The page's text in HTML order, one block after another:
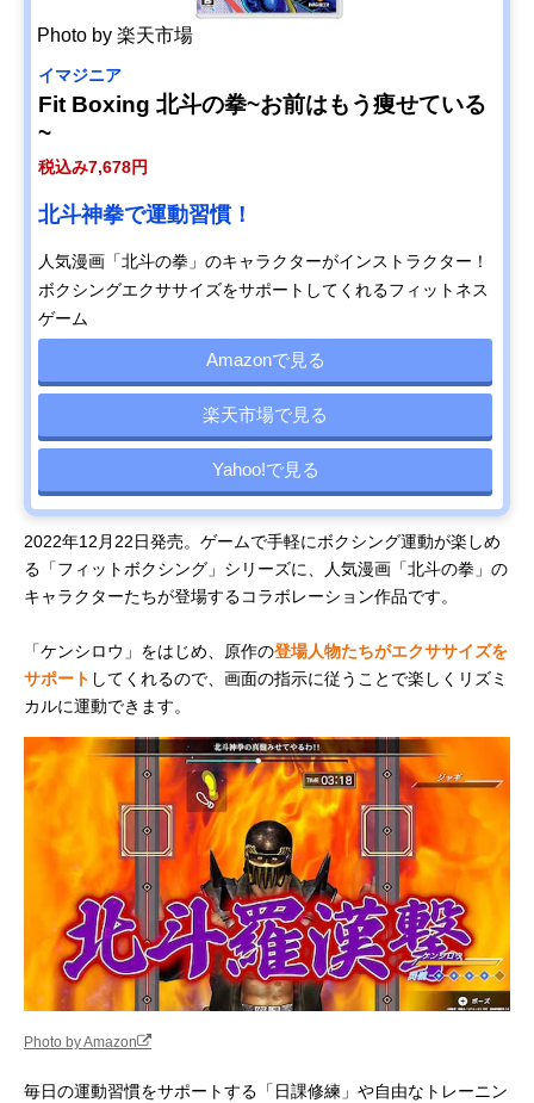
Photo by 楽天市場
イマジニア
Fit Boxing 北斗の拳~お前はもう痩せている
~
税込み7,678円
北斗神拳で運動習慣！
人気漫画「北斗の拳」のキャラクターがインストラクター！
ボクシングエクササイズをサポートしてくれるフィットネス
ゲーム
Amazonで見る
楽天市場で見る
Yahoo!で見る
2022年12月22日発売。ゲームで手軽にボクシング運動が楽しめ
る「フィットボクシング」シリーズに、人気漫画「北斗の拳」の
キャラクターたちが登場するコラボレーション作品です。
「ケンシロウ」をはじめ、原作の登場人物たちがエクササイズを
サポート してくれるので、画面の指示に従うことで楽しくリズミ
カルに運動できます。
Photo by Amazon
毎日の運動習慣をサポートする「日課修練」や自由なトレーニン